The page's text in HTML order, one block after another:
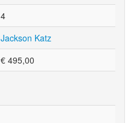
4
Jackson Katz
€ 495,00